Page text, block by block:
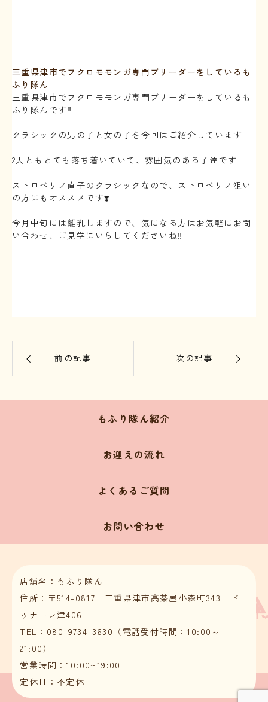
三重県津市でフクロモモンガ専門ブリーダーをしているも
ふり隊ん
三重県津市でフクロモモンガ専門ブリーダーをしているも
ふり隊んです‼️
クラシックの男の子と女の子を今回はご紹介しています
2人ともとても落ち着いていて、雰囲気のある子達です
ストロベリノ直子のクラシックなので、ストロベリノ狙い
の方にもオススメです❣️
今月中旬には離乳しますので、気になる方はお気軽にお問
い合わせ、ご見学にいらしてくださいね‼️⁡
前の記事 次の記事
もふり隊ん紹介
お迎えの流れ
よくあるご質問
お問い合わせ
店舗名：もふり隊ん
住所：〒514-0817 三重県津市高茶屋小森町343 ド
ゥナーレ津406
TEL：080-9734-3630（電話受付時間：10:00～
21:00）
営業時間：10:00~19:00
定休日：不定休